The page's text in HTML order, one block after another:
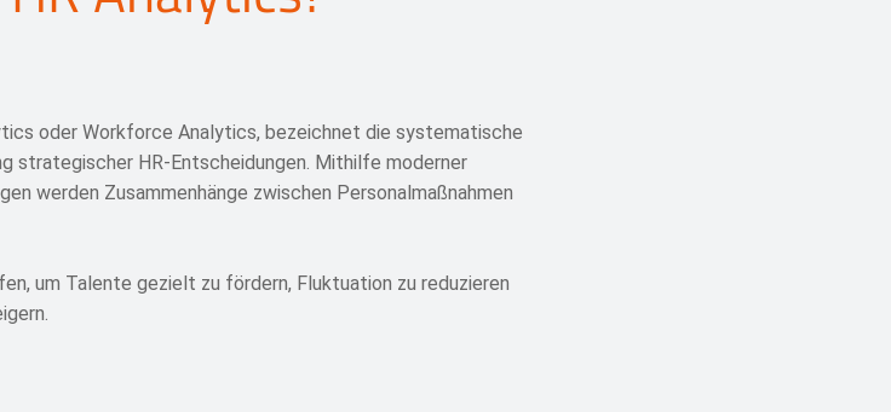
oder Workforce Analytics, bezeichnet die systematische
strategischer HR-Entscheidungen. Mithilfe moderner
werden Zusammenhänge zwischen Personalmaßnahmen
um Talente gezielt zu fördern, Fluktuation zu reduzieren